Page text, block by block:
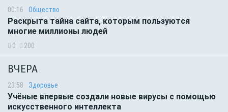
00:16 Общество
Раскрыта тайна сайта, которым пользуются
многие миллионы людей
0 200
ВЧЕРА
23:58 Здоровье
Учёные впервые создали новые вирусы с помощью
искусственного интеллекта